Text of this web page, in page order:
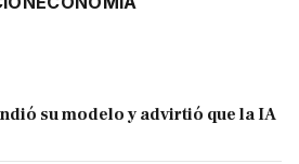
su modelo y advirtió que la IA